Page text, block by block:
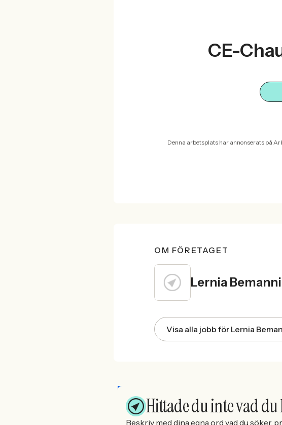
CE-
Denna arbetsplats har annonserats på
OM FÖRETAGET
Lernia
Visa alla jobb för Lernia
Hittade du inte vad du
Beskriv med dina egna ord vad du söker,